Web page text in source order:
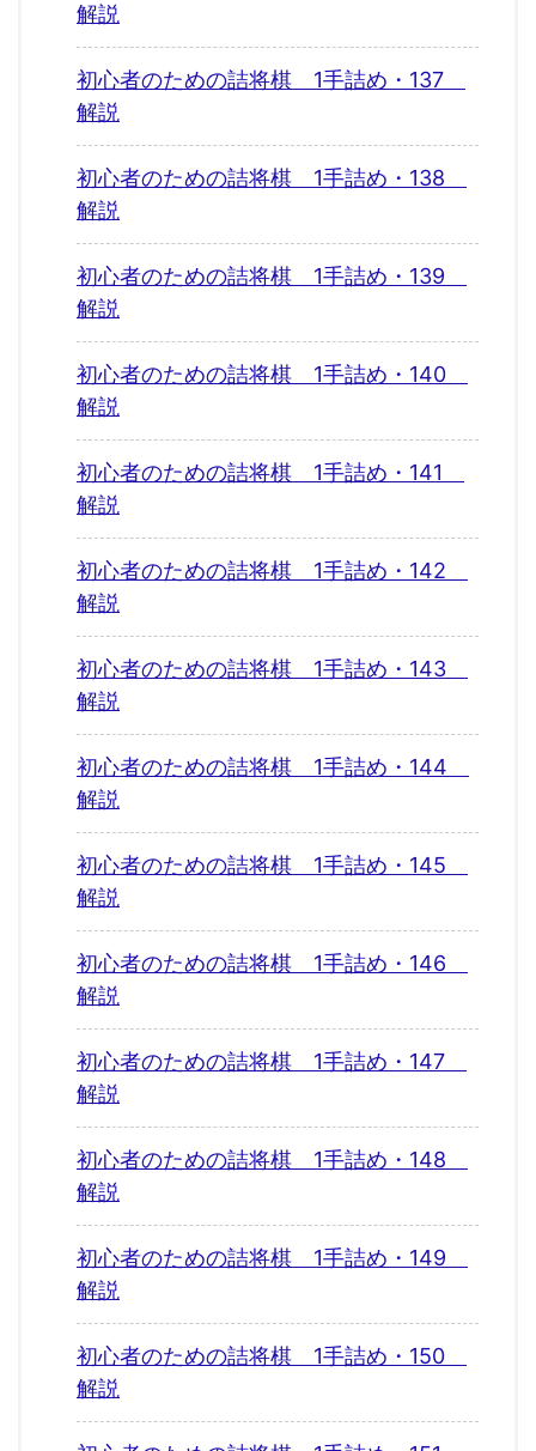
解説
初心者のための詰将棋 1手詰め・137
解説
初心者のための詰将棋 1手詰め・138
解説
初心者のための詰将棋 1手詰め・139
解説
初心者のための詰将棋 1手詰め・140
解説
初心者のための詰将棋 1手詰め・141
解説
初心者のための詰将棋 1手詰め・142
解説
初心者のための詰将棋 1手詰め・143
解説
初心者のための詰将棋 1手詰め・144
解説
初心者のための詰将棋 1手詰め・145
解説
初心者のための詰将棋 1手詰め・146
解説
初心者のための詰将棋 1手詰め・147
解説
初心者のための詰将棋 1手詰め・148
解説
初心者のための詰将棋 1手詰め・149
解説
初心者のための詰将棋 1手詰め・150
解説